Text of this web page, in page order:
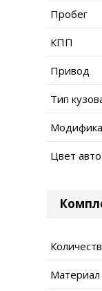
Пробег
КПП
Привод
Тип
Цвет авто
Материал